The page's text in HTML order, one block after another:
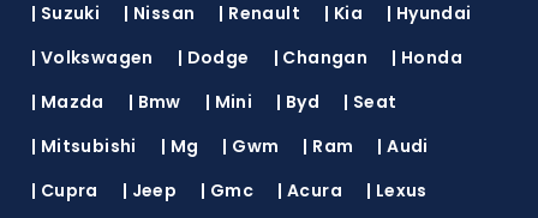
| Suzuki | Nissan | Renault | Kia | Hyundai
| Volkswagen | Dodge | Changan | Honda
| Mazda | Bmw | Mini | Byd | Seat
| Mitsubishi | Mg | Gwm | Ram |Audi
| Cupra | Jeep | Gmc |Acura | Lexus